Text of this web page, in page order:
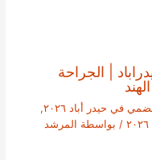
| الجراحة
في حيدر أباد ٢٠٢٦
,
/ بواسطة المرشد